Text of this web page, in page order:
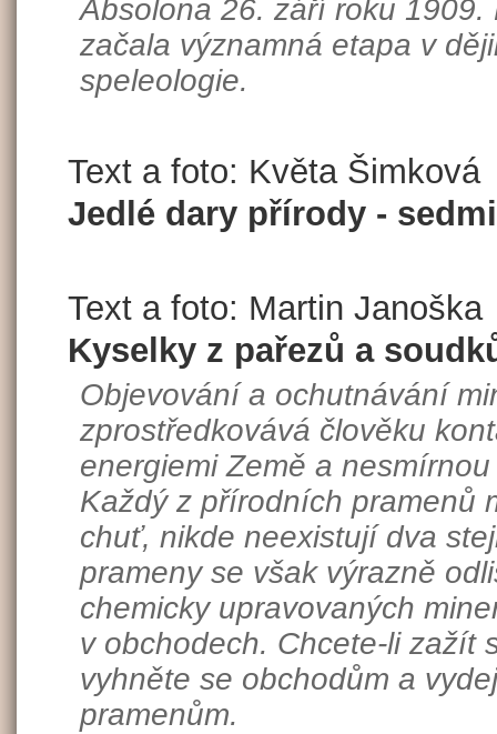
Absolona 26. září roku 1909.
začala významná etapa v
speleologie.
Text a foto: Květa Šimková
Jedlé dary přírody -
Text a foto: Martin Janoška
Kyselky z pařezů a
Objevování a ochutnávání
zprostředkovává člověku
energiemi Země a
Každý z přírodních pramenů
chuť, nikde neexistují dva
prameny se však výrazně
chemicky upravovaných
v obchodech. Chcete-li zažít
vyhněte se obchodům a
pramenům.